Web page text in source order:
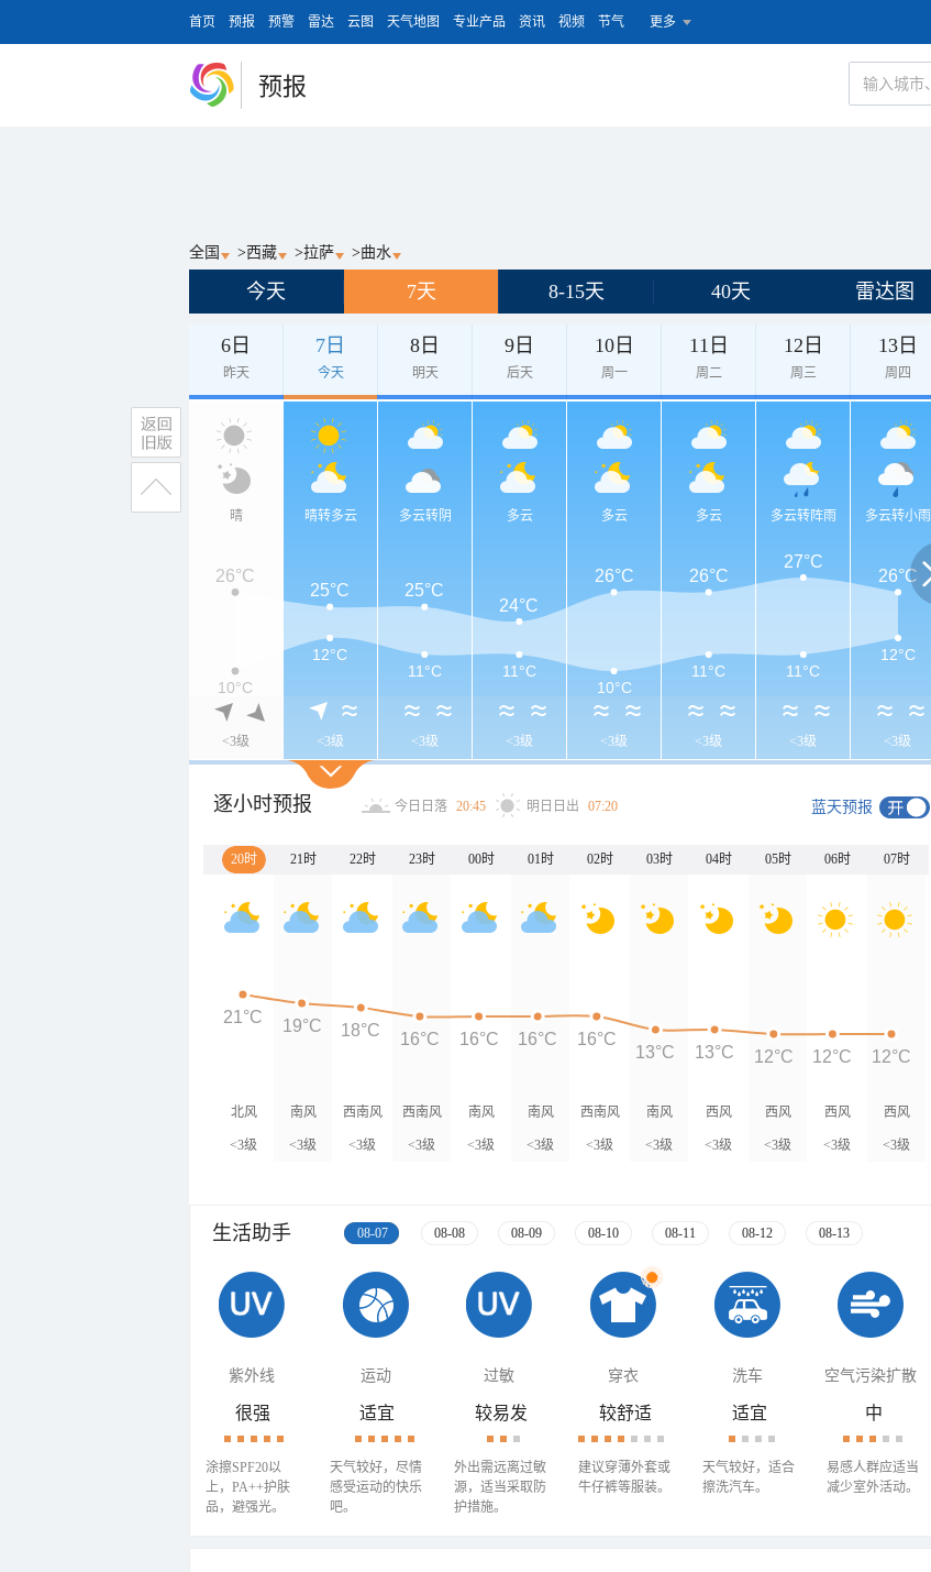
首页 预报 预警 雷达 云图 天气地图 专业产品 资讯 视频 节气 更多
预报
全国 >西藏 >拉萨 >曲水
今天 7天 8-15天 40天 雷达图
6日
昨天
7日
今天
8日
明天
9日
后天
10日
周一
11日
周二
12日
周三
13日
周四
晴
<3级
晴转多云
<3级
多云转阴
<3级
多云
<3级
多云
<3级
多云
<3级
多云转阵雨
<3级
多云转小雨
<3级
26°C
25°C 25°C
24°C
26°C 26°C
27°C
26°C
10°C
12°C
11°C
11°C
10°C
11°C 11°C
12°C
逐小时预报 今日日落 20:45 明日日出 07:20 蓝天预报
20时 21时 22时 23时 00时 01时 02时 03时 04时 05时 06时 07时
北风
<3级
南风
<3级
西南风
<3级
西南风
<3级
南风
<3级
南风
<3级
西南风
<3级
南风
<3级
西风
<3级
西风
<3级
西风
<3级
西风
<3级
21°C 19°C 18°C 16°C 16°C 16°C 16°C
13°C 13°C 12°C 12°C 12°C
生活助手 08-07 08-08 08-09 08-10 08-11 08-12 08-13
紫外线 运动 过敏 穿衣 洗车 空气污染扩散
很强
涂擦SPF20以
上，PA++护肤
品，避强光。
适宜
天气较好，尽情
感受运动的快乐
吧。
较易发
外出需远离过敏
源，适当采取防
护措施。
较舒适
建议穿薄外套或
牛仔裤等服装。
适宜
天气较好，适合
擦洗汽车。
中
易感人群应适当
减少室外活动。